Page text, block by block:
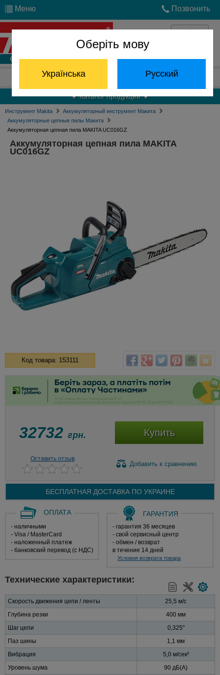
Оберіть мову
Українська Русский
Меню Позвонить
Войти
Отдел запчастей: (068) 824-24-24
Каталог продукции
Инструмент Makita
Аккумуляторный инструмент Макита
Аккумуляторные цепные пилы Макита
Аккумуляторная цепная пила MAKITA UC016GZ
Аккумуляторная цепная пила MAKITA
UC016GZ
Код товара: 153111
32732 грн. Купить
Оставить отзыв
Добавить к сравнению
БЕСПЛАТНАЯ ДОСТАВКА ПО УКРАИНЕ
ОПЛАТА
- наличными
- Visa / MasterCard
- наложенный платеж
- банковский перевод (с НДС)
ГАРАНТИЯ
- гарантия 36 месяцев
- свой сервисный центр
- обмен / возврат
в течение 14 дней
Условия возврата товара
Технические характеристики:
Скорость движения цепи / ленты
25,5 м/с
Глубина резки
400 мм
Шаг цепи
0,325"
Паз шины
1,1 мм
Вибрация
5,0 м/сек²
Уровень шума
90 дБ(A)